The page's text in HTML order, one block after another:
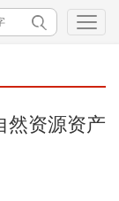
然资源资产